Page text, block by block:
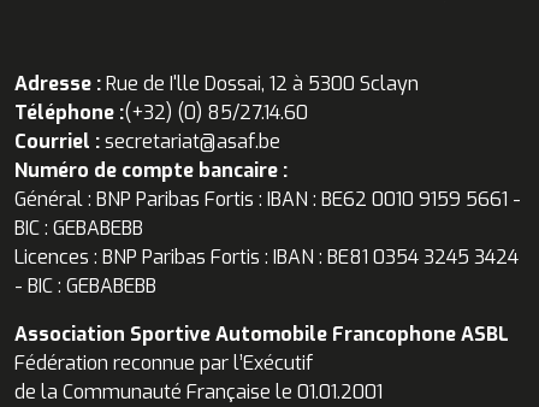
Adresse :Rue de I'lle Dossai, 12 à 5300 Sclayn
Téléphone :(+32) (0) 85/27.14.60
Courriel :secretariat@asaf.be
Numéro de compte bancaire :
Général : BNP Paribas Fortis : IBAN : BE62 0010 9159 5661 -
BIC : GEBABEBB
Licences : BNP Paribas Fortis : IBAN : BE81 0354 3245 3424
- BIC : GEBABEBB
Association Sportive Automobile Francophone ASBL
Fédération reconnue par l’Exécutif
de la Communauté Française le 01.01.2001